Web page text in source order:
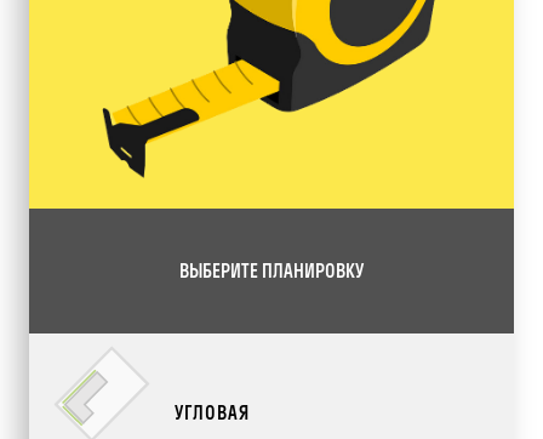
ВЫБЕРИТЕ ПЛАНИРОВКУ
УГЛОВАЯ